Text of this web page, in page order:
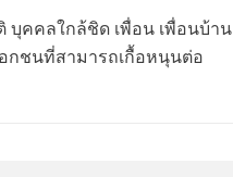
บุคคลใกล้ชิด เพื่อน เพื่อนบ้าน
กชนที่สามารถเกื้อหนุนต่อ